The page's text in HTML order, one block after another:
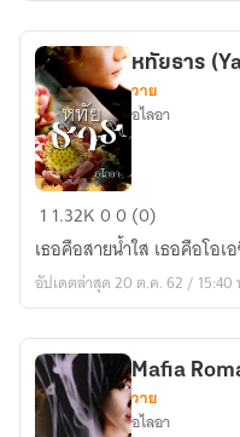
ปริ
นต์)
หทัย
ธาร
(Yaoiทะเล
ทราย)
หทัยธาร
วาย
อไลอา
1 1.32K00 (0)
เธอคือสายน้ำใส เธอคือโอ
อัปเดตล่าสุด 20 ต.ค. 62 / 15:40
Mafia
วาย
อไลอา